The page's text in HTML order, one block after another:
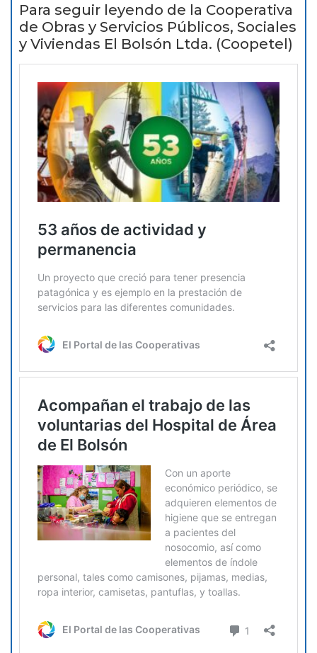
Para seguir leyendo de la Cooperativa
de Obras y Servicios Públicos, Sociales
y Viviendas El Bolsón Ltda. (Coopetel)